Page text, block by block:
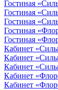
Гостиная
Гостиная
Гостиная
Гостиная
Гостиная
Кабинет
Кабинет
Кабинет
Кабинет
Кабинет